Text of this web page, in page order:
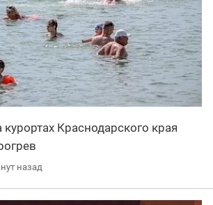
Краснодарского края
назад